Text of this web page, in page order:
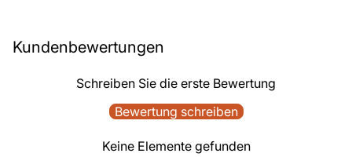
Kundenbewertungen
Schreiben Sie die erste Bewertung
Bewertung schreiben
Keine Elemente gefunden